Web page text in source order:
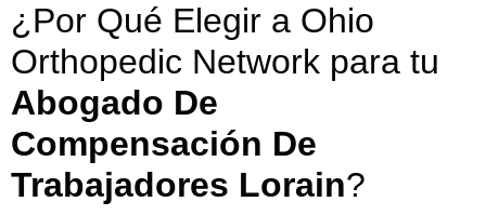
¿Por Qué Elegir a Ohio
Orthopedic Network para tu
Abogado De
Compensación De
Trabajadores Lorain?